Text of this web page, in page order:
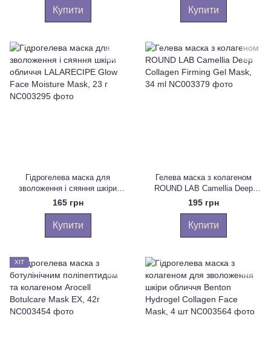
Mask, 34g, 1 шт
Купити
Mask, 34g, 1 шт
Купити
Гідрогелева маска для
зволоження і сяяння шкіри
обличчя LALARECIPE Glow
Face Moisture Mask, 23 г
165 грн
Купити
Гелева маска з колагеном
ROUND LAB Camellia Deep
Collagen Firming Gel Mask, 34
195 грн
Купити
ХІТ